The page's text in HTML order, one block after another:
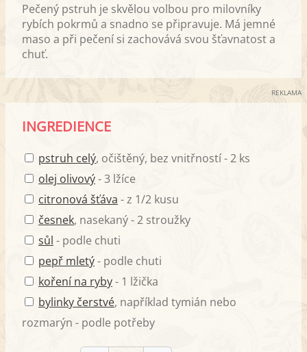
Pečený pstruh je skvělou volbou pro milovníky
rybích pokrmů a snadno se připravuje. Má jemné
maso a při pečení si zachovává svou šťavnatost a
chuť.
REKLAMA
INGREDIENCE
pstruh celý, očištěný, bez vnitřností - 2 ks
olej olivový- 3 lžíce
citronová šťáva - z 1/2 kusu
česnek, nasekaný - 2 stroužky
sůl - podle chuti
pepř mletý- podle chuti
koření na ryby- 1 lžička
bylinky čerstvé, například tymián nebo
rozmarýn - podle potřeby